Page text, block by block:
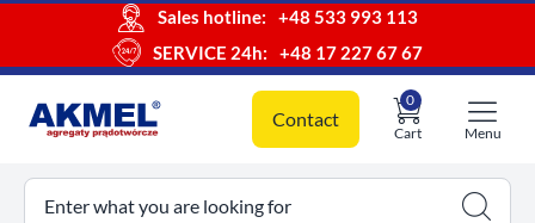
Sales hotline:
+48 533 993 113
SERVICE 24h:
+48 17 227 67 67
Contact
Cart
0
cart
Menu
Enter what you are looking for